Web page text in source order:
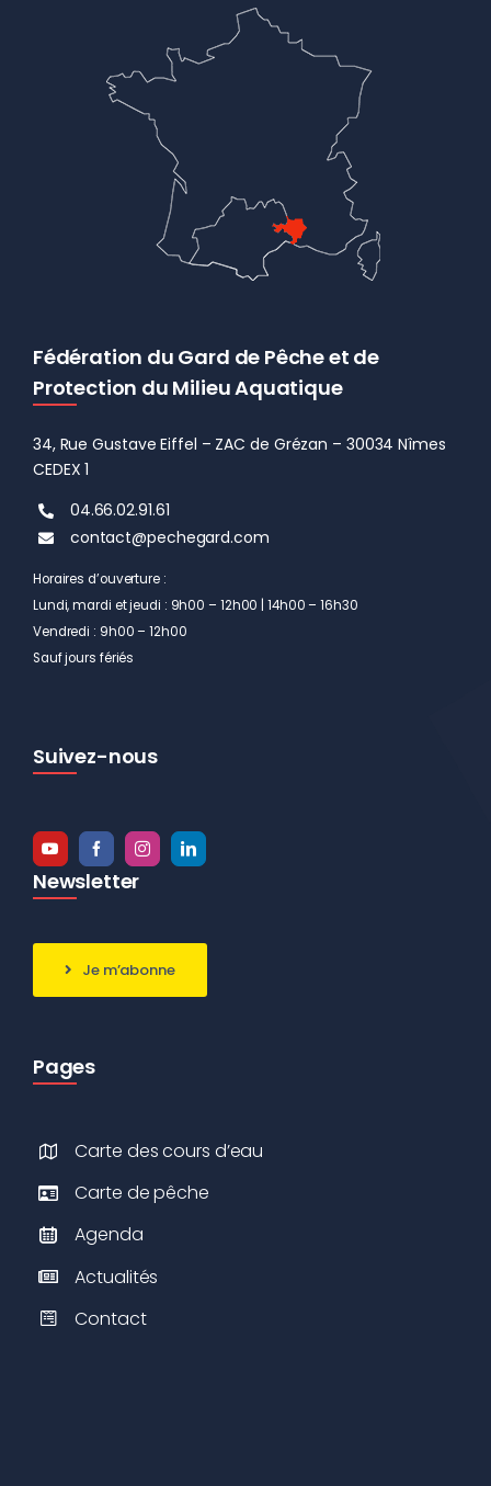
Fédération du Gard de Pêche et de
Protection du Milieu Aquatique
34, Rue Gustave Eiffel – ZAC de Grézan – 30034 Nîmes
CEDEX 1
04.66.02.91.61
contact@pechegard.com
Horaires d’ouverture :
Lundi, mardi et jeudi : 9h00 – 12h00 | 14h00 – 16h30
Vendredi : 9h00 – 12h00
Sauf jours fériés
Suivez-nous
Newsletter
Je m’abonne
Pages
Carte des cours d’eau
Carte de pêche
Agenda
Actualités
Contact